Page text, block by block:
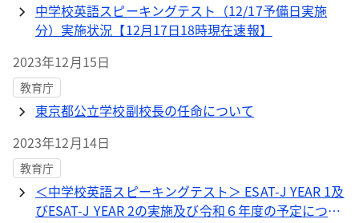
中学校英語スピーキングテスト（12/17予備日実施
分）実施状況【12月17日18時現在速報】
2023年12月15日
教育庁
東京都公立学校副校長の任命について
2023年12月14日
教育庁
＜中学校英語スピーキングテスト＞ ESAT-J YEAR 1及
びESAT-J YEAR 2の実施及び令和６年度の予定につい